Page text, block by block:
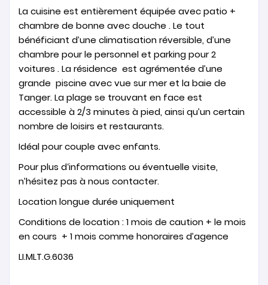
La cuisine est entièrement équipée avec patio +
chambre de bonne avec douche . Le tout
bénéficiant d’une climatisation réversible, d’une
chambre pour le personnel et parking pour 2
voitures . La résidence est agrémentée d’une
grande piscine avec vue sur mer et la baie de
Tanger. La plage se trouvant en face est
accessible à 2/3 minutes à pied, ainsi qu’un certain
nombre de loisirs et restaurants.
Idéal pour couple avec enfants.
Pour plus d‘informations ou éventuelle visite,
n’hésitez pas à nous contacter.
Location longue durée uniquement
Conditions de location : 1 mois de caution + le mois
en cours + 1 mois comme honoraires d’agence
LI.MLT.G.6036